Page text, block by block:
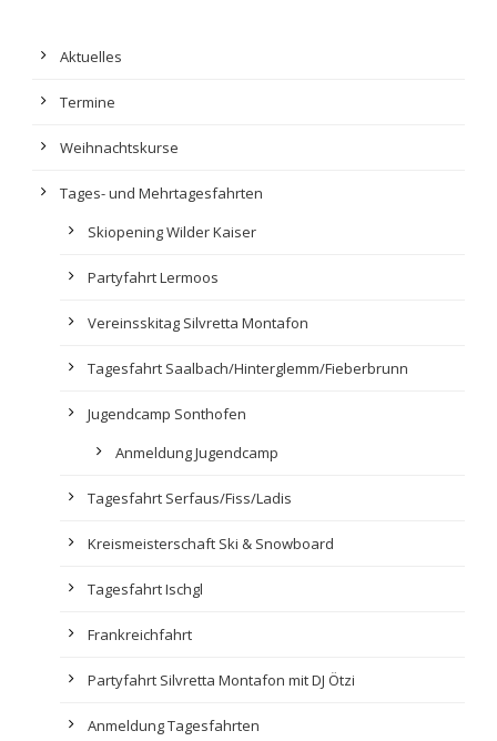
Aktuelles
Termine
Weihnachtskurse
Tages- und Mehrtagesfahrten
Skiopening Wilder Kaiser
Partyfahrt Lermoos
Vereinsskitag Silvretta Montafon
Tagesfahrt Saalbach/Hinterglemm/Fieberbrunn
Jugendcamp Sonthofen
Anmeldung Jugendcamp
Tagesfahrt Serfaus/Fiss/Ladis
Kreismeisterschaft Ski & Snowboard
Tagesfahrt Ischgl
Frankreichfahrt
Partyfahrt Silvretta Montafon mit DJ Ötzi
Anmeldung Tagesfahrten